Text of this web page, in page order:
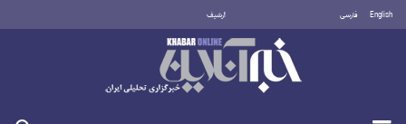
English فارسی أرشيف